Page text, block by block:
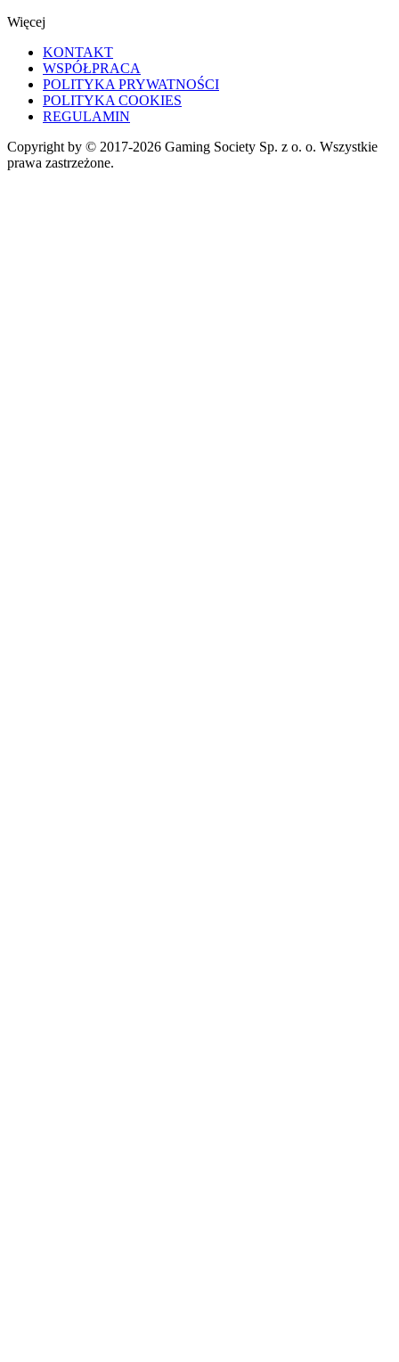
Więcej
KONTAKT
WSPÓŁPRACA
POLITYKA PRYWATNOŚCI
POLITYKA COOKIES
REGULAMIN
Copyright by © 2017-2026 Gaming Society Sp. z o. o. Wszystkie
prawa zastrzeżone.